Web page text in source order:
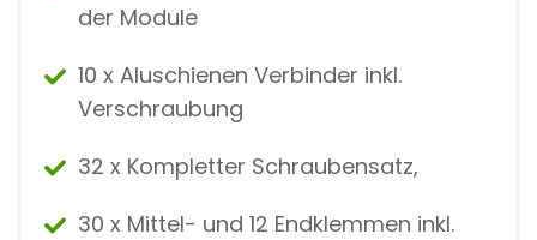
der Module
10 x Aluschienen Verbinder inkl.
Verschraubung
32 x Kompletter Schraubensatz,
30 x Mittel- und 12 Endklemmen inkl.